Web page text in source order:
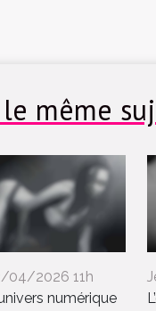
même
04/2026 11h
numérique